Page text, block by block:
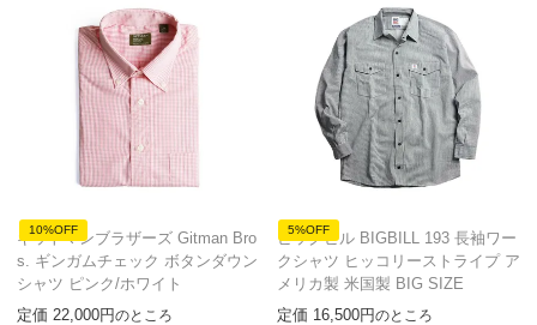
10%OFF
ギットマンブラザーズ Gitman Bro
s. ギンガムチェック ボタンダウン
シャツ ピンク/ホワイト
定価 22,000 のところ
5%OFF
ビッグビル BIGBILL 193 長袖ワー
クシャツ ヒッコリーストライプ ア
メリカ製 米国製 BIG SIZE
定価 16,500 のところ